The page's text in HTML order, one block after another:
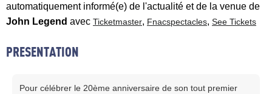
automatiquement informé(e) de l'actualité et de la venue de
John Legend avec Ticketmaster, Fnacspectacles, See Tickets
PRESENTATION
Pour célébrer le 20ème anniversaire de son tout premier